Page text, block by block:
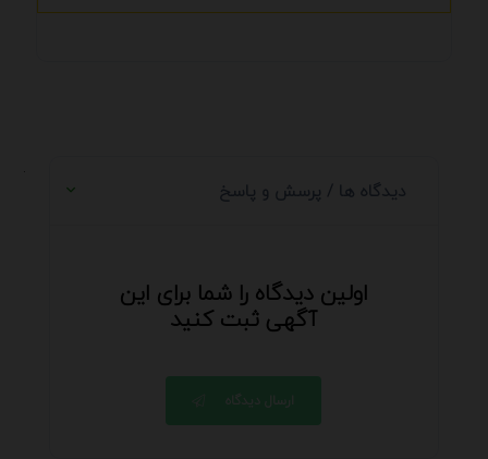
دیدگاه ها / پرسش و پاسخ
اولین دیدگاه را شما برای این
آگهی ثبت کنید
ارسال دیدگاه
.